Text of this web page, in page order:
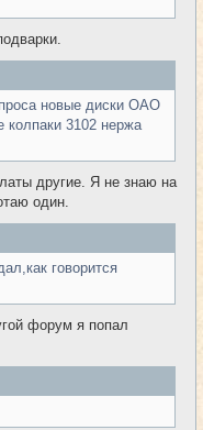
новые диски ОАО
колпаки 3102 нержа
другие. Я не знаю на
один.
говорится
форум я попал